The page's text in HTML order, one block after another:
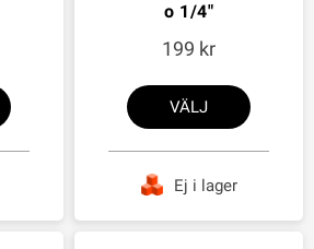
o 1/4"
199
VÄLJ
Ej i lager